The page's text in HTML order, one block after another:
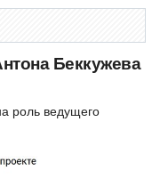
Беккужева
роль ведущего